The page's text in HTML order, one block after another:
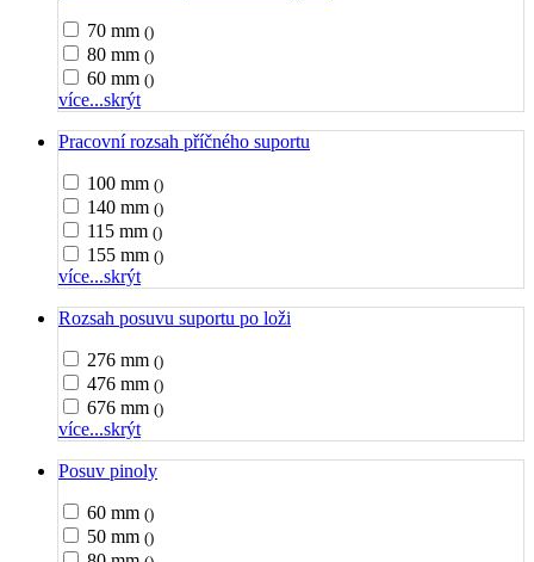
70 mm ()
80 mm ()
60 mm ()
více...skrýt
Pracovní rozsah příčného suportu
100 mm ()
140 mm ()
115 mm ()
155 mm ()
více...skrýt
Rozsah posuvu suportu po loži
276 mm ()
476 mm ()
676 mm ()
více...skrýt
Posuv pinoly
60 mm ()
50 mm ()